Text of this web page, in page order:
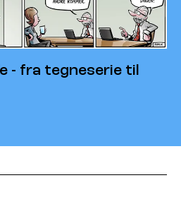
- fra tegneserie til